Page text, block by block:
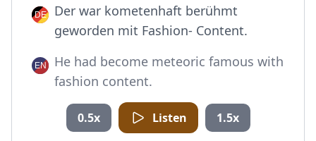
Der war kometenhaft berühmt
geworden mit Fashion- Content.
He had become meteoric famous with
fashion content.
0.5x Listen 1.5x